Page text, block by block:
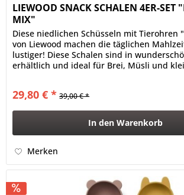
LIEWOOD SNACK SCHALEN 4ER-SET
MIX"
Diese niedlichen Schüsseln mit Tierohren
von Liewood machen die täglichen
lustiger! Diese Schalen sind in
erhältlich und ideal für Brei, Müsli und
29,80 € * 39,00 € *
In den Warenkorb
Merken